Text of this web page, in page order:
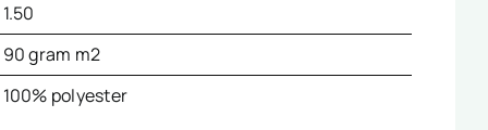
1.50
90 gram m2
100% polyester